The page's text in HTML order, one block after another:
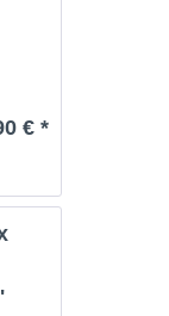
€ *